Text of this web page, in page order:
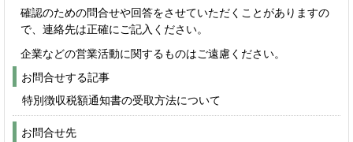
確認のための問合せや回答をさせていただくことがありますの
で、連絡先は正確にご記入ください。
企業などの営業活動に関するものはご遠慮ください。
お問合せする記事
特別徴収税額通知書の受取方法について
お問合せ先